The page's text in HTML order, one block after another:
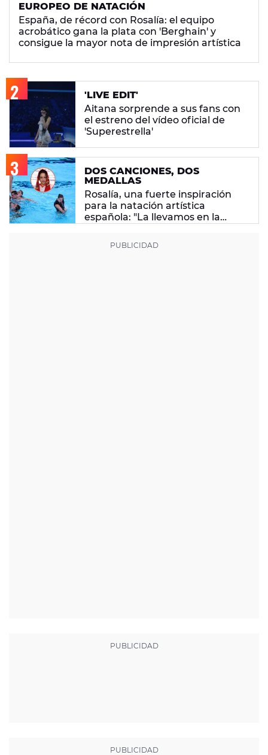
EUROPEO DE NATACIÓN
España, de récord con Rosalía: el equipo
acrobático gana la plata con 'Berghain' y
consigue la mayor nota de impresión artística
'LIVE EDIT'
Aitana sorprende a sus fans con
el estreno del vídeo oficial de
'Superestrella'
DOS CANCIONES, DOS
MEDALLAS
Rosalía, una fuerte inspiración
para la natación artística
española: "La llevamos en la